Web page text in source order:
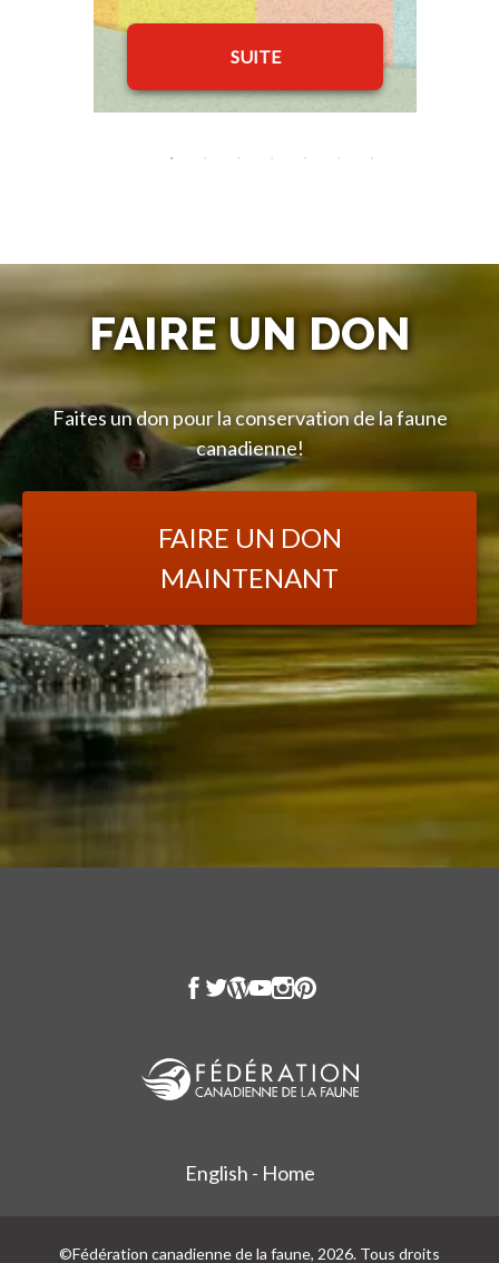
SUITE
FAIRE UN DON
Faites un don pour la conservation de la faune
canadienne!
FAIRE UN DON
MAINTENANT
English - Home
©Fédération canadienne de la faune, 2026. Tous droits